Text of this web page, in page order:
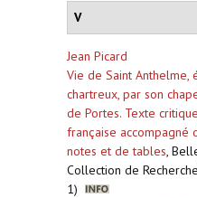
V
Jean Picard
Vie de Saint Anthelme,
chartreux, par son
de Portes. Texte
française accompagné
notes et de tables,
Collection de
1)